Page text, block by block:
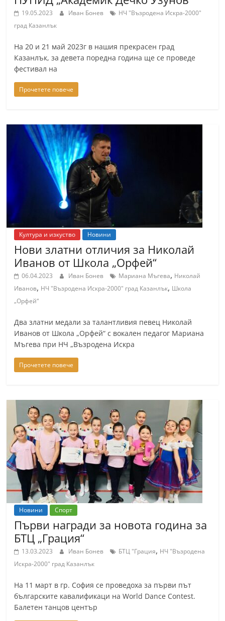
19.05.2023 Иван Бонев
НЧ "Възродена Искра-2000"
град Казанлък
На 20 и 21 май 2023г в нашия прекрасен град
Казанлък, за девета поредна година ще се проведе
фестивал на
Прочетете повече
Култура и изкуство Новини
Нови златни отличия за Николай
Иванов от Школа „Орфей“
06.04.2023 Иван Бонев Мариана Мъгева, Николай
Иванов, НЧ "Възродена Искра-2000" град Казанлък, Школа
„Орфей“
Два златни медали за талантливия певец Николай
Иванов от Школа „Орфей“ с вокален педагог Мариана
Мъгева при НЧ „Възродена Искра
Прочетете повече
Новини Спорт
Първи награди за новота година за
БТЦ „Грация“
13.03.2023 Иван Бонев БТЦ "Грация, НЧ "Възродена
Искра-2000" град Казанлък
На 11 март в гр. София се проведоха за първи път
българските кавалификаци на World Dance Contest.
Балетен танцов център